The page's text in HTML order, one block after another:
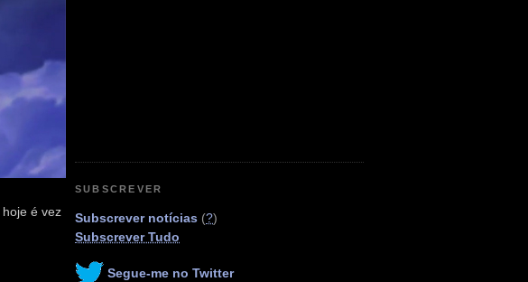
hoje é vez
SUBSCREVER
Subscrever notícias (?)
Subscrever Tudo
Segue-me no Twitter